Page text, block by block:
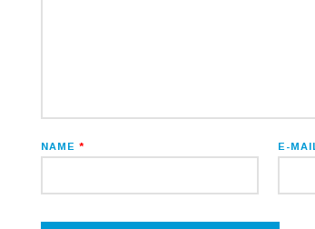
NAME * E-